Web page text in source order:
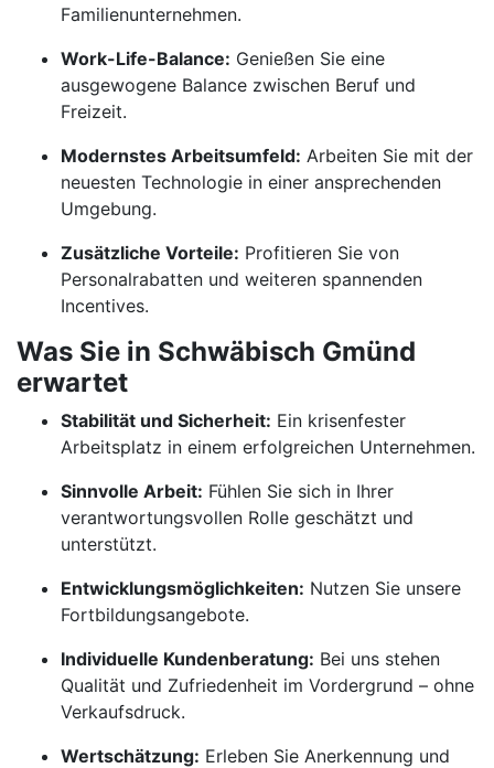
Familienunternehmen.
Work-Life-Balance: Genießen Sie eine
ausgewogene Balance zwischen Beruf und
Freizeit.
Modernstes Arbeitsumfeld: Arbeiten Sie mit der
neuesten Technologie in einer ansprechenden
Umgebung.
Zusätzliche Vorteile: Profitieren Sie von
Personalrabatten und weiteren spannenden
Incentives.
Was Sie in Schwäbisch Gmünd
erwartet
Stabilität und Sicherheit: Ein krisenfester
Arbeitsplatz in einem erfolgreichen Unternehmen.
Sinnvolle Arbeit: Fühlen Sie sich in Ihrer
verantwortungsvollen Rolle geschätzt und
unterstützt.
Entwicklungsmöglichkeiten: Nutzen Sie unsere
Fortbildungsangebote.
Individuelle Kundenberatung: Bei uns stehen
Qualität und Zufriedenheit im Vordergrund – ohne
Verkaufsdruck.
Wertschätzung: Erleben Sie Anerkennung und